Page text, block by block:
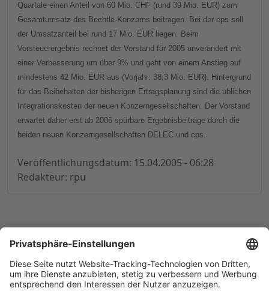
Quartale einen Anteil von 60 Mio. CHF (rund 39 Mio. EUR) zum
Gesamtumsatz des Bechtle-Konzerns beitragen. Bei der cps soll
der Umsatzanteil bei rund 17 Mio. EUR liegen. Beim
Vorsteuerergebnis rechnet der Vorstand für 2005 unverändert mit
einer Verbesserung um über 9% und geht von einem Anstieg auf
mindestens 42 Mio. EUR aus (Vorjahr: 38,3 Mio. EUR). Hintergrund
für das Beibehalten der bisherigen Ertragsplanung sind die üblichen
Integrationskosten der neuen Konzerngesellschaften. Der Vorstand
erwartet daher erst ab 2006 spürbare Ergebnisbeiträge durch die
beiden neuen Konzerngesellschaften DELEC und cps.
Veröffentlichungsdatum: 15.04.2005 - 06:28
Redakteur: rpu
© 1998-2026by GSC Research GmbH
Datenschutz